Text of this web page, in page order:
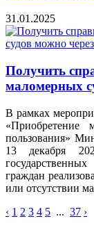
31.01.2025
Получить
маломерных
В рамках
«Приобретение
пользования»
13 декабря
граждан
или отсутствии
‹ 1 2 3 4 5 ... 37 ›